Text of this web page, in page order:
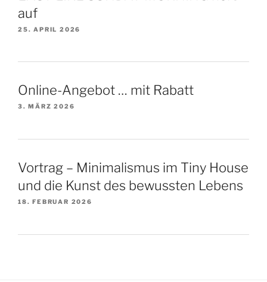
auf
25. APRIL 2026
Online-Angebot … mit Rabatt
3. MÄRZ 2026
Vortrag – Minimalismus im Tiny House
und die Kunst des bewussten Lebens
18. FEBRUAR 2026